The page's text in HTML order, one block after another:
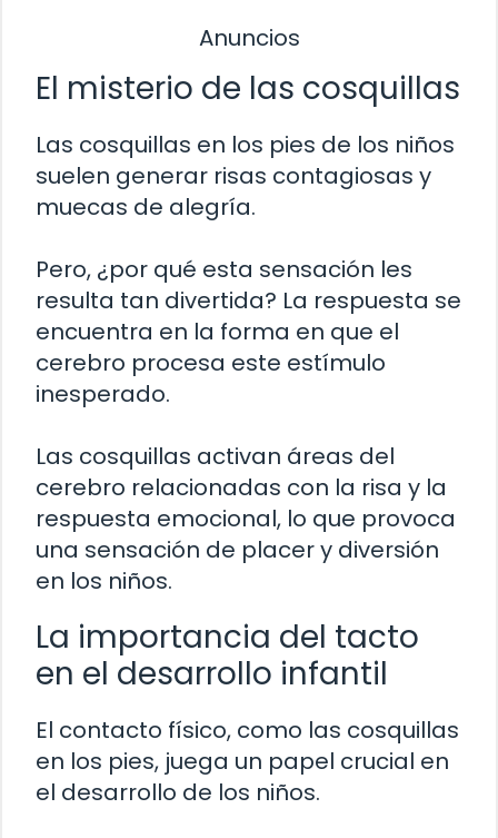
Anuncios
El misterio de las cosquillas
Las cosquillas en los pies de los niños
suelen generar risas contagiosas y
muecas de alegría.
Pero, ¿por qué esta sensación les
resulta tan divertida? La respuesta se
encuentra en la forma en que el
cerebro procesa este estímulo
inesperado.
Las cosquillas activan áreas del
cerebro relacionadas con la risa y la
respuesta emocional, lo que provoca
una sensación de placer y diversión
en los niños.
La importancia del tacto
en el desarrollo infantil
El contacto físico, como las cosquillas
en los pies, juega un papel crucial en
el desarrollo de los niños.